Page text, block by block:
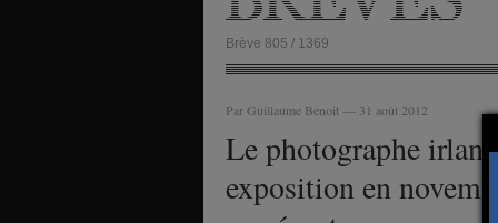
Brève 805 / 1369
Par Guillaume Benoit — 31 août 2012
Le photographe
exposition en